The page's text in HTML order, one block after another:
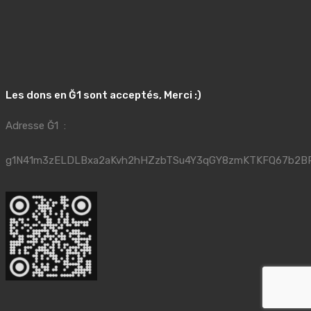
Les dons en Ğ1 sont acceptés, Merci :)
Adresse Ğ1 :